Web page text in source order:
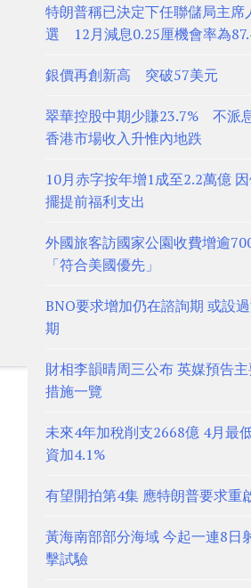
特朗普稱已決定下任聯儲局主席
選 12月減息0.25厘機會率為
銀價再創新高 突破57美元
翠華控股中期少賺23.7% 不派
香港市場收入升惟內地跌
10月赤字按年增1成至2.2萬億
擺提前福利支出
外國旅客訪國家公園收費增逾
「符合美國優先」
BNO要求增加仍在諮詢期 或設
期
財相李韻晴周三公布 英媒預告
措施一覽
未來4年加稅削支2668億 4月最
資加4.1%
有望開拍第4集 應特朗普要求重
黃海南部部分海域 今起一連8日
擊試驗